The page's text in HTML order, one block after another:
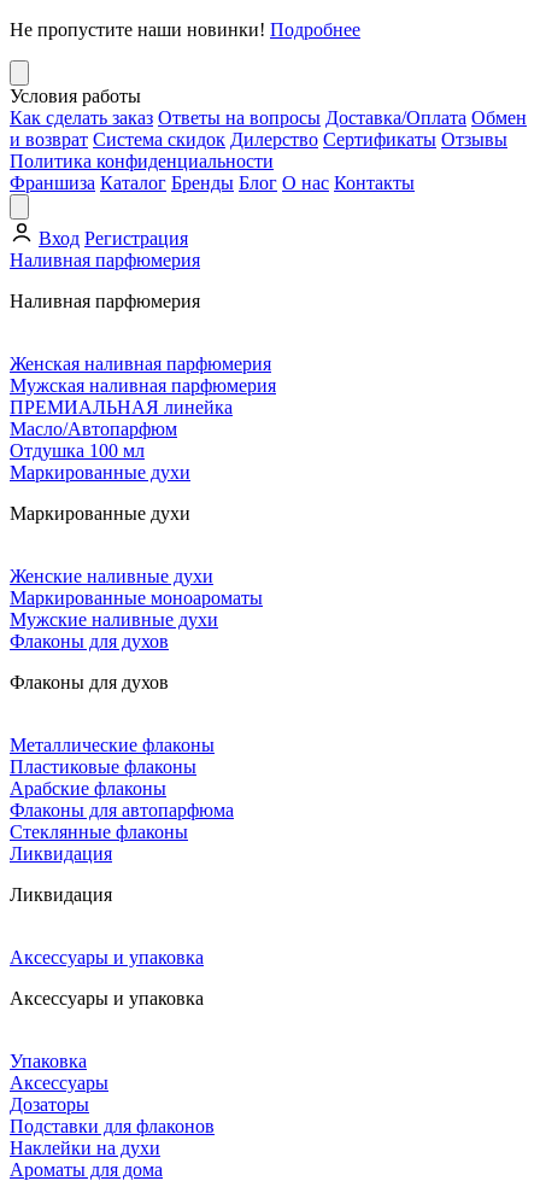
Не пропустите наши новинки! Подробнее
Условия работы
Как сделать заказ Ответы на вопросы Доставка/Оплата Обмен
и возврат Система скидок Дилерство Сертификаты Отзывы
Политика конфиденциальности
Франшиза Каталог Бренды Блог О нас Контакты
Вход Регистрация
Наливная парфюмерия
Наливная парфюмерия
Женская наливная парфюмерия
Мужская наливная парфюмерия
ПРЕМИАЛЬНАЯ линейка
Масло/Автопарфюм
Отдушка 100 мл
Маркированные духи
Маркированные духи
Женские наливные духи
Маркированные моноароматы
Мужские наливные духи
Флаконы для духов
Флаконы для духов
Металлические флаконы
Пластиковые флаконы
Арабские флаконы
Флаконы для автопарфюма
Стеклянные флаконы
Ликвидация
Ликвидация
Аксессуары и упаковка
Аксессуары и упаковка
Упаковка
Аксессуары
Дозаторы
Подставки для флаконов
Наклейки на духи
Ароматы для дома